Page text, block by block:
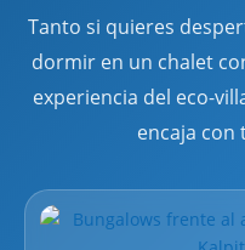
Tanto si quieres
dormir en un chalet
experiencia del eco-
encaja con